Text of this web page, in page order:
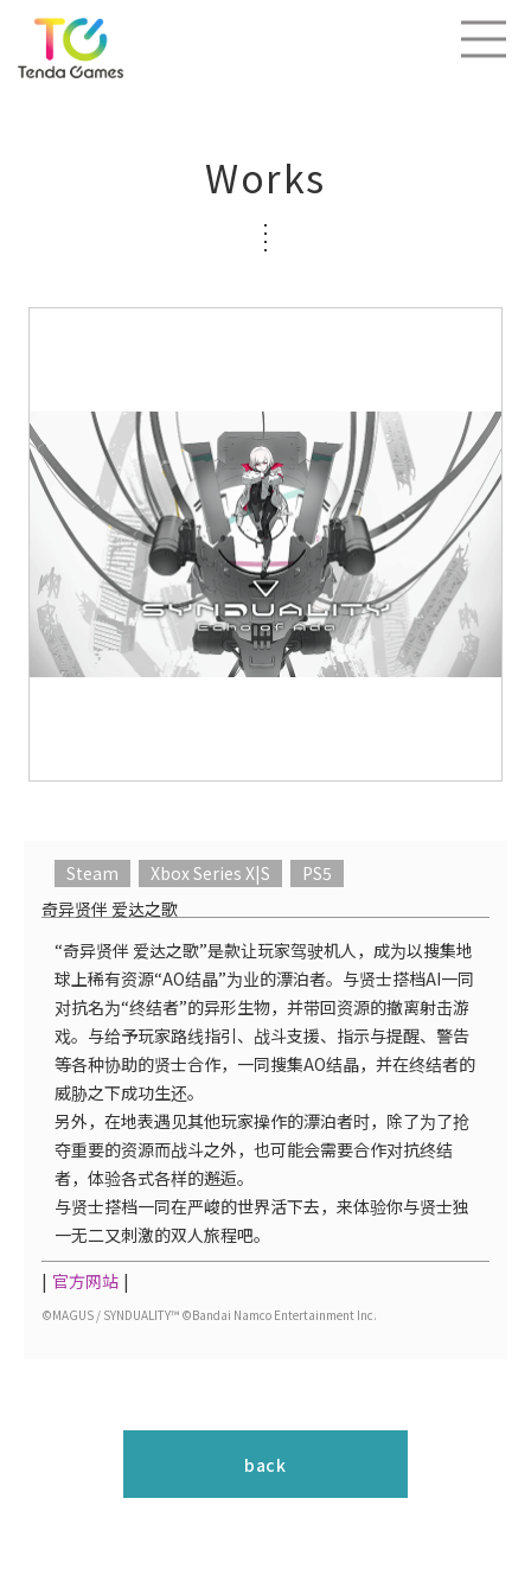
Works
Steam Xbox Series X|S
PS5
奇异贤伴 爱达之歌
“奇异贤伴 爱达之歌”是款让玩家驾驶机人，成为以搜集地
球上稀有资源“AO结晶”为业的漂泊者。与贤士搭档AI一同
对抗名为“终结者”的异形生物，并带回资源的撤离射击游
戏。与给予玩家路线指引、战斗支援、指示与提醒、警告
等各种协助的贤士合作，一同搜集AO结晶，并在终结者的
威胁之下成功生还。
另外，在地表遇见其他玩家操作的漂泊者时，除了为了抢
夺重要的资源而战斗之外，也可能会需要合作对抗终结
者，体验各式各样的邂逅。
与贤士搭档一同在严峻的世界活下去，来体验你与贤士独
一无二又刺激的双人旅程吧。
官方网站
©MAGUS / SYNDUALITY™ ©Bandai Namco Entertainment Inc.
back